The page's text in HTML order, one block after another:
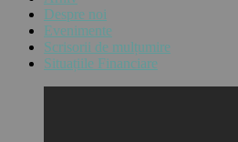
Despre noi
Evenimente
Scrisorii de mulțumire
Situațiile Financiare